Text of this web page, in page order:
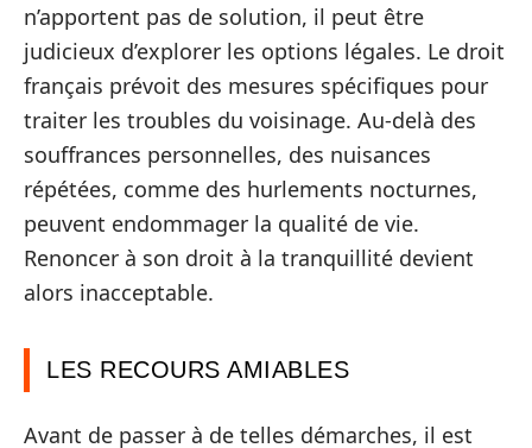
n’apportent pas de solution, il peut être
judicieux d’explorer les options légales. Le droit
français prévoit des mesures spécifiques pour
traiter les troubles du voisinage. Au-delà des
souffrances personnelles, des nuisances
répétées, comme des hurlements nocturnes,
peuvent endommager la qualité de vie.
Renoncer à son droit à la tranquillité devient
alors inacceptable.
LES RECOURS AMIABLES
Avant de passer à de telles démarches, il est